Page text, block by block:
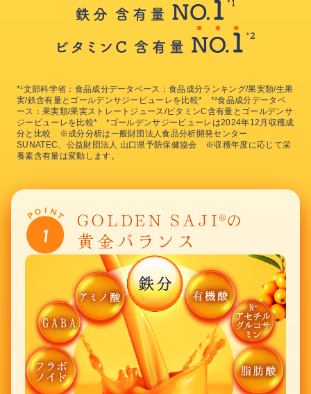
*¹文部科学省：食品成分データベース：食品成分ランキング/果実類/生果
実/鉄含有量とゴールデンサジーピューレを比較* *²食品成分データベ
ース：果実類/果実ストレートジュース/ビタミンC含有量とゴールデンサ
ジーピューレを比較* *ゴールデンサジーピューレは2024年12月収穫成
分と比較 ※成分分析は一般財団法人食品分析開発センター
SUNATEC、公益財団法人 山口県予防保健協会 ※収穫年度に応じて栄
養素含有量は変動します。